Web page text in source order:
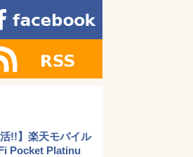
活!!】楽天モバイル
Pocket Platinu